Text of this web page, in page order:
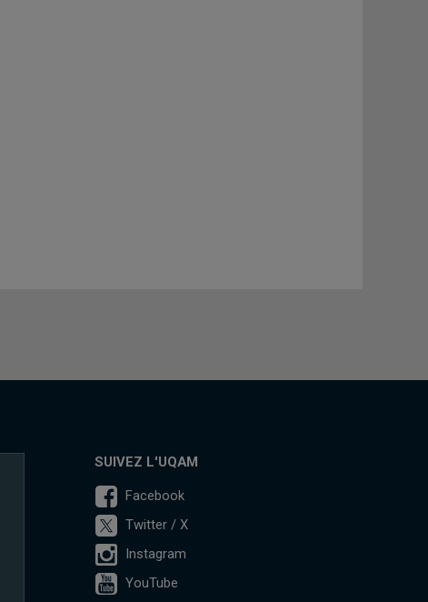
SUIVEZ L'UQAM
Facebook
Twitter / X
Instagram
YouTube